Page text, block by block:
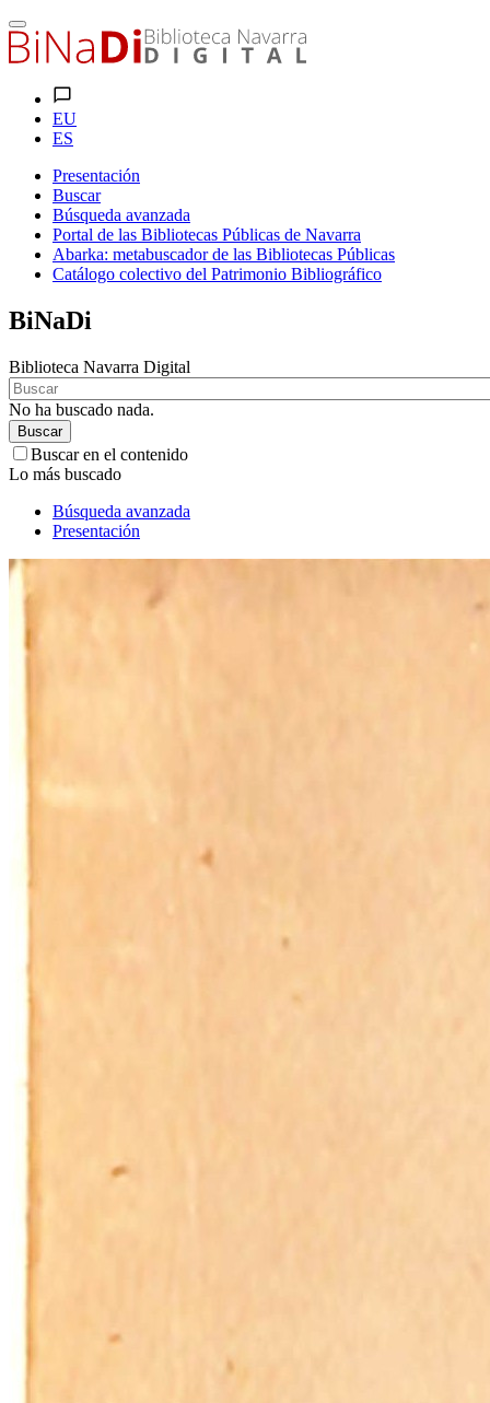
EU
ES
Presentación
Buscar
Búsqueda avanzada
Portal de las Bibliotecas Públicas de Navarra
Abarka: metabuscador de las Bibliotecas Públicas
Catálogo colectivo del Patrimonio Bibliográfico
BiNaDi
Biblioteca Navarra Digital
No ha buscado nada.
Buscar
Buscar en el contenido
Lo más buscado
Búsqueda avanzada
Presentación